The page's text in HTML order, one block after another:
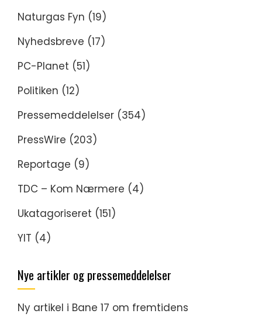
Naturgas Fyn (19)
Nyhedsbreve (17)
PC-Planet (51)
Politiken (12)
Pressemeddelelser (354)
PressWire (203)
Reportage (9)
TDC – Kom Nærmere (4)
Ukatagoriseret (151)
YIT (4)
Nye artikler og pressemeddelelser
Ny artikel i Bane 17 om fremtidens